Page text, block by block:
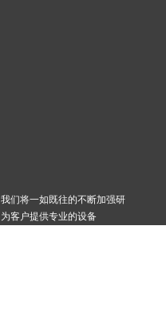
们将一如既往的不断加强研
客户提供专业的设备